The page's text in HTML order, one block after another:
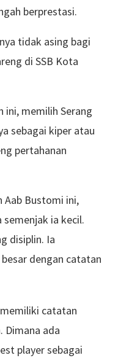
berprestasi.
tidak asing bagi
di SSB Kota
ini, memilih Serang
sebagai kiper atau
pertahanan
Aab Bustomi ini,
ia kecil.
disiplin. Ia
dengan catatan
memiliki catatan
Dimana ada
player sebagai